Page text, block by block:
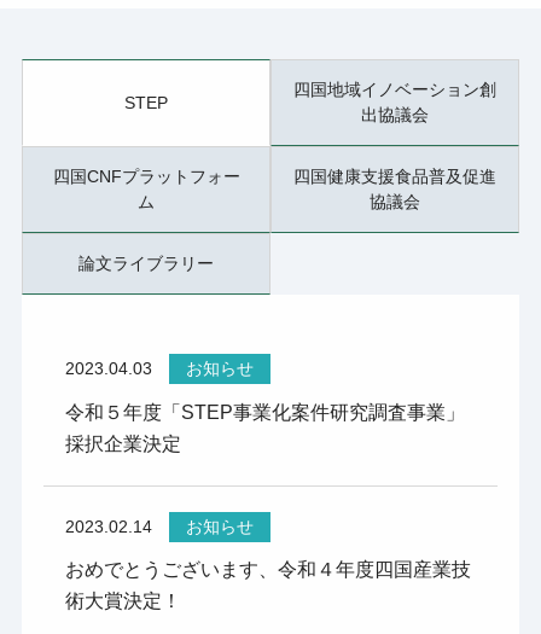
STEP
四国地域イノベーション創
出協議会
四国CNFプラットフォー
ム
四国健康支援食品普及促進
協議会
論文ライブラリー
2023.04.03 お知らせ
令和５年度「STEP事業化案件研究調査事業」
採択企業決定
2023.02.14 お知らせ
おめでとうございます、令和４年度四国産業技
術大賞決定！